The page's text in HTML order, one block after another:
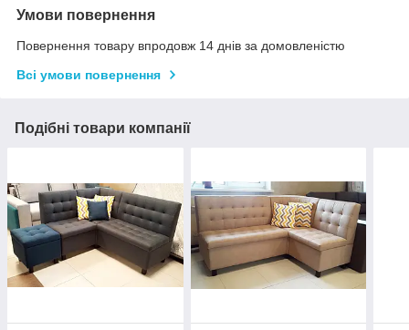
Умови повернення
Повернення товару впродовж 14 днів за домовленістю
Всі умови повернення
Подібні товари компанії